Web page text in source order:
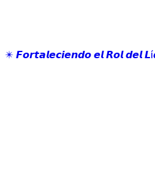
✴️ 𝙁𝙤𝙧𝙩𝙖𝙡𝙚𝙘𝙞𝙚𝙣𝙙𝙤 𝙚𝙡 𝙍𝙤𝙡 𝙙𝙚𝙡